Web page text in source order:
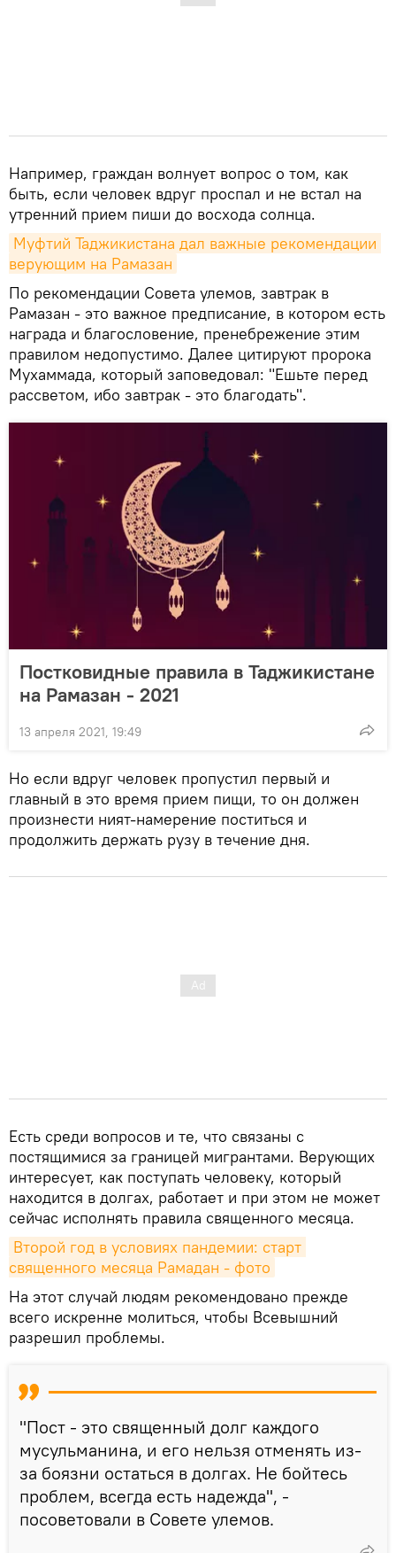
Например, граждан волнует вопрос о том, как
быть, если человек вдруг проспал и не встал на
утренний прием пиши до восхода солнца.
Муфтий Таджикистана дал важные рекомендации
верующим на Рамазан
По рекомендации Совета улемов, завтрак в
Рамазан - это важное предписание, в котором есть
награда и благословение, пренебрежение этим
правилом недопустимо. Далее цитируют пророка
Мухаммада, который заповедовал: "Ешьте перед
рассветом, ибо завтрак - это благодать".
Постковидные правила в Таджикистане
на Рамазан - 2021
13 апреля 2021, 19:49
Но если вдруг человек пропустил первый и
главный в это время прием пищи, то он должен
произнести ният-намерение поститься и
продолжить держать рузу в течение дня.
Есть среди вопросов и те, что связаны с
постящимися за границей мигрантами. Верующих
интересует, как поступать человеку, который
находится в долгах, работает и при этом не может
сейчас исполнять правила священного месяца.
Второй год в условиях пандемии: старт
священного месяца Рамадан - фото
На этот случай людям рекомендовано прежде
всего искренне молиться, чтобы Всевышний
разрешил проблемы.
"Пост - это священный долг каждого
мусульманина, и его нельзя отменять из-
за боязни остаться в долгах. Не бойтесь
проблем, всегда есть надежда", -
посоветовали в Совете улемов.